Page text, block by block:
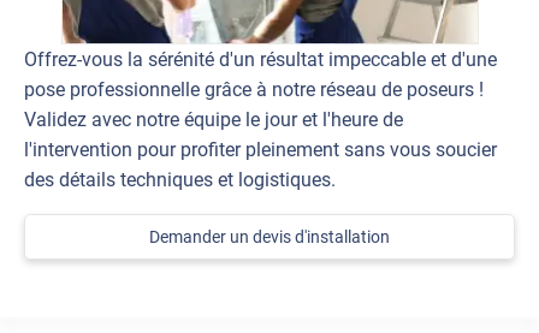
Offrez-vous la sérénité d'un résultat impeccable et d'une
pose professionnelle grâce à notre réseau de poseurs !
Validez avec notre équipe le jour et l'heure de
l'intervention pour profiter pleinement sans vous soucier
des détails techniques et logistiques.
Demander un devis d'installation